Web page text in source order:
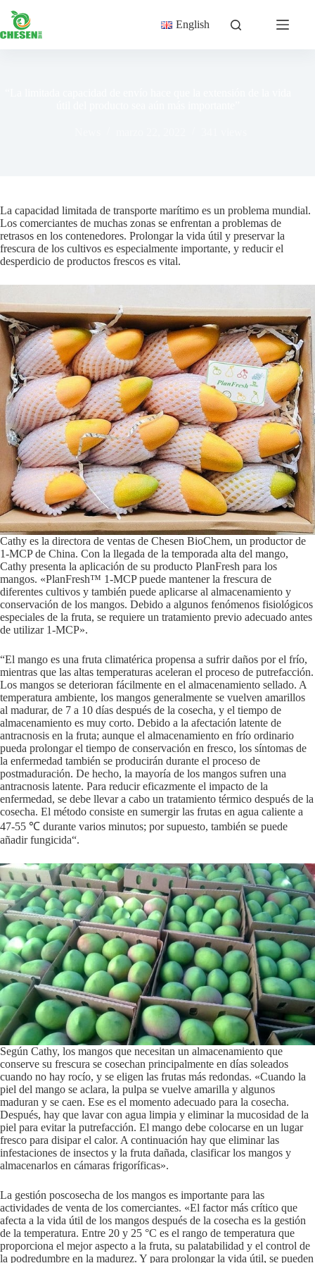
contenido
English
La capacidad limitada de transporte marítimo es un problema mundial.
Los comerciantes de muchas zonas se enfrentan a problemas de
retrasos en los contenedores. Prolongar la vida útil y preservar la
frescura de los cultivos es especialmente importante, y reducir el
desperdicio de productos frescos es vital.
Cathy es la directora de ventas de Chesen BioChem, un productor de
1-MCP de China. Con la llegada de la temporada alta del mango,
Cathy presenta la aplicación de su producto PlanFresh para los
mangos. «PlanFresh™ 1-MCP puede mantener la frescura de
diferentes cultivos y también puede aplicarse al almacenamiento y
conservación de los mangos. Debido a algunos fenómenos fisiológicos
especiales de la fruta, se requiere un tratamiento previo adecuado antes
de utilizar 1-MCP».
“El mango es una fruta climatérica propensa a sufrir daños por el frío,
mientras que las altas temperaturas aceleran el proceso de putrefacción.
Los mangos se deterioran fácilmente en el almacenamiento sellado. A
temperatura ambiente, los mangos generalmente se vuelven amarillos
al madurar, de 7 a 10 días después de la cosecha, y el tiempo de
almacenamiento es muy corto. Debido a la afectación latente de
antracnosis en la fruta; aunque el almacenamiento en frío ordinario
pueda prolongar el tiempo de conservación en fresco, los síntomas de
la enfermedad también se producirán durante el proceso de
postmaduración. De hecho, la mayoría de los mangos sufren una
antracnosis latente. Para reducir eficazmente el impacto de la
enfermedad, se debe llevar a cabo un tratamiento térmico después de la
cosecha. El método consiste en sumergir las frutas en agua caliente a
47-55 ℃ durante varios minutos; por supuesto, también se puede
añadir fungicida“.
Según Cathy, los mangos que necesitan un almacenamiento que
conserve su frescura se cosechan principalmente en días soleados
cuando no hay rocío, y se eligen las frutas más redondas. «Cuando la
piel del mango se aclara, la pulpa se vuelve amarilla y algunos
maduran y se caen. Ese es el momento adecuado para la cosecha.
Después, hay que lavar con agua limpia y eliminar la mucosidad de la
piel para evitar la putrefacción. El mango debe colocarse en un lugar
fresco para disipar el calor. A continuación hay que eliminar las
infestaciones de insectos y la fruta dañada, clasificar los mangos y
almacenarlos en cámaras frigoríficas».
La gestión poscosecha de los mangos es importante para las
actividades de venta de los comerciantes. «El factor más crítico que
afecta a la vida útil de los mangos después de la cosecha es la gestión
de la temperatura. Entre 20 y 25 °C es el rango de temperatura que
proporciona el mejor aspecto a la fruta, su palatabilidad y el control de
la podredumbre en la madurez. Y para prolongar la vida útil, se pueden